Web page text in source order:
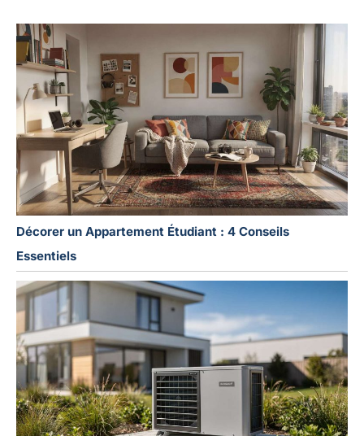
Décorer un Appartement Étudiant : 4 Conseils
Essentiels